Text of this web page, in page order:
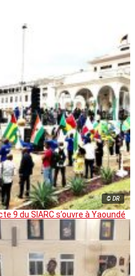
© DR
9 du SIARC s’ouvre à Yaoundé